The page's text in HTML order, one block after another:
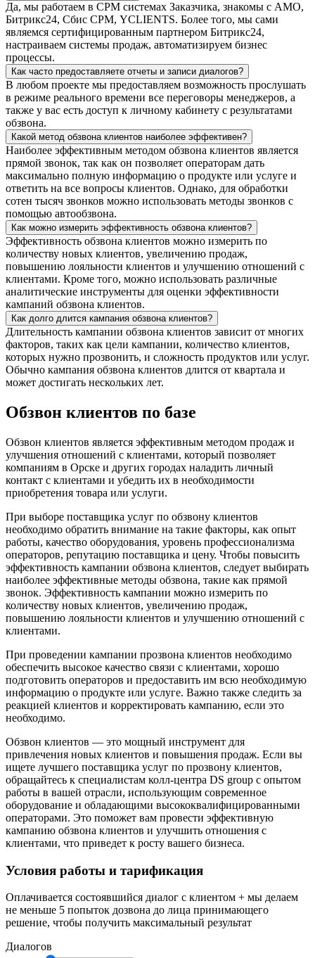
Да, мы работаем в СРМ системах Заказчика, знакомы с АМО,
Битрикс24, Сбис СРМ, YCLIENTS. Более того, мы сами
являемся сертифицированным партнером Битрикс24,
настраиваем системы продаж, автоматизируем бизнес
процессы.
Как часто предоставляете отчеты и записи диалогов?
В любом проекте мы предоставляем возможность прослушать
в режиме реального времени все переговоры менеджеров, а
также у вас есть доступ к личному кабинету с результатами
обзвона.
Какой метод обзвона клиентов наиболее эффективен?
Наиболее эффективным методом обзвона клиентов является
прямой звонок, так как он позволяет операторам дать
максимально полную информацию о продукте или услуге и
ответить на все вопросы клиентов. Однако, для обработки
сотен тысяч звонков можно использовать методы звонков с
помощью автообзвона.
Как можно измерить эффективность обзвона клиентов?
Эффективность обзвона клиентов можно измерить по
количеству новых клиентов, увеличению продаж,
повышению лояльности клиентов и улучшению отношений с
клиентами. Кроме того, можно использовать различные
аналитические инструменты для оценки эффективности
кампаний обзвона клиентов.
Как долго длится кампания обзвона клиентов?
Длительность кампании обзвона клиентов зависит от многих
факторов, таких как цели кампании, количество клиентов,
которых нужно прозвонить, и сложность продуктов или услуг.
Обычно кампания обзвона клиентов длится от квартала и
может достигать нескольких лет.
Обзвон клиентов по базе
Обзвон клиентов является эффективным методом продаж и
улучшения отношений с клиентами, который позволяет
компаниям в Орске и других городах наладить личный
контакт с клиентами и убедить их в необходимости
приобретения товара или услуги.
При выборе поставщика услуг по обзвону клиентов
необходимо обратить внимание на такие факторы, как опыт
работы, качество оборудования, уровень профессионализма
операторов, репутацию поставщика и цену. Чтобы повысить
эффективность кампании обзвона клиентов, следует выбирать
наиболее эффективные методы обзвона, такие как прямой
звонок. Эффективность кампании можно измерить по
количеству новых клиентов, увеличению продаж,
повышению лояльности клиентов и улучшению отношений с
клиентами.
При проведении кампании прозвона клиентов необходимо
обеспечить высокое качество связи с клиентами, хорошо
подготовить операторов и предоставить им всю необходимую
информацию о продукте или услуге. Важно также следить за
реакцией клиентов и корректировать кампанию, если это
необходимо.
Обзвон клиентов — это мощный инструмент для
привлечения новых клиентов и повышения продаж. Если вы
ищете лучшего поставщика услуг по прозвону клиентов,
обращайтесь к специалистам колл-центра DS group с опытом
работы в вашей отрасли, использующим современное
оборудование и обладающими высококвалифицированными
операторами. Это поможет вам провести эффективную
кампанию обзвона клиентов и улучшить отношения с
клиентами, что приведет к росту вашего бизнеса.
Условия работы и тарификация
Оплачивается состоявшийся диалог с клиентом + мы делаем
не меньше 5 попыток дозвона до лица принимающего
решение, чтобы получить максимальный результат
Диалогов